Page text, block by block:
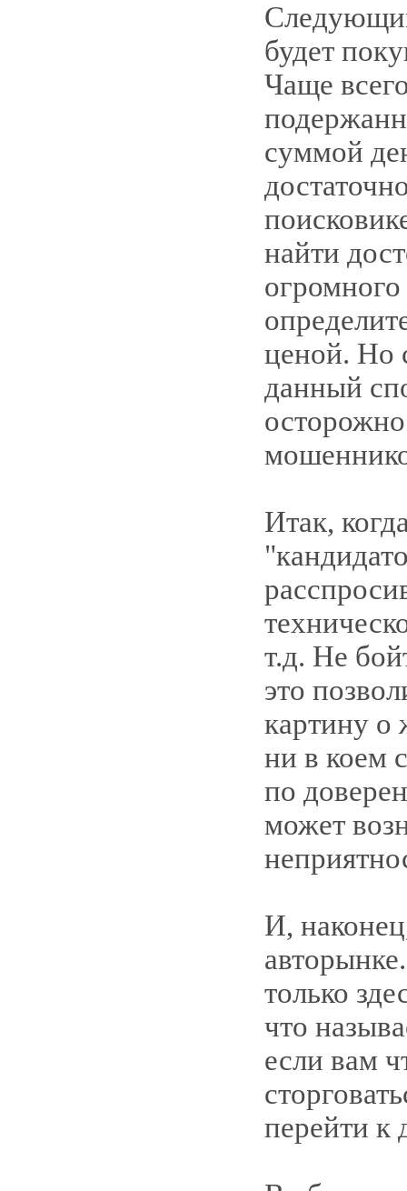
будет
Чаще
суммой
найти
ценой. Но
данный
Итак,
т.д. Не
это
картину о
ни в коем
по
может
И,
только
что
если вам
перейти к